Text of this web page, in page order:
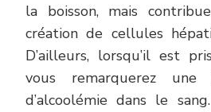
la boisson, mais
création de cellules
D’ailleurs, lorsqu’il est
vous remarquerez
d’alcoolémie dans le